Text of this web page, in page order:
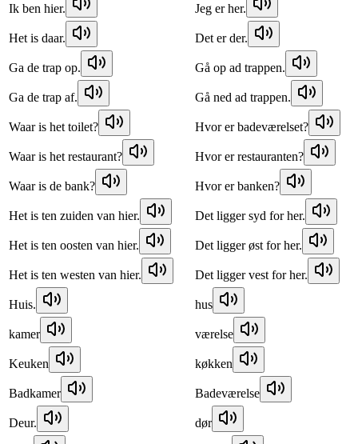
Ik ben hier. Jeg er her.
Het is daar. Det er der.
Ga de trap op. Gå op ad trappen.
Ga de trap af. Gå ned ad trappen.
Waar is het toilet? Hvor er badeværelset?
Waar is het restaurant? Hvor er restauranten?
Waar is de bank? Hvor er banken?
Het is ten zuiden van hier. Det ligger syd for her.
Het is ten oosten van hier. Det ligger øst for her.
Het is ten westen van hier. Det ligger vest for her.
Huis. hus
kamer værelse
Keuken køkken
Badkamer Badeværelse
Deur. dør